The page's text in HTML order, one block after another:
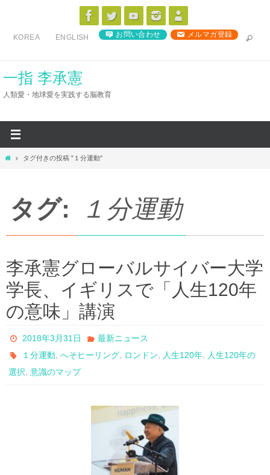
ス
KOREA ENGLISH お問い合わせ メルマガ登録
一指 李承憲
人類愛・地球愛を実践する脳教育
ホ
タグ付きの投稿 "１分運動"
タグ: １分運動
李承憲グローバルサイバー大学
学長、イギリスで「人生120年
の意味」講演
2018年3月31日
最新ニュース
１分運動,へそヒーリング, ロンドン, 人生120年, 人生120年の
選択, 意識のマップ